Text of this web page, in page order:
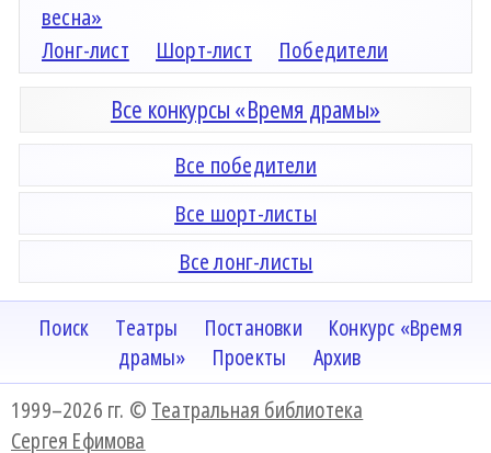
весна»
Лонг-лист
Шорт-лист Победители
Все конкурсы «Время драмы»
Все победители
Все шорт-листы
Все лонг-листы
Поиск Театры Постановки
Конкурс «Время
драмы»
Проекты
Архив
1999–2026 гг. © Театральная библиотека
Сергея Ефимова